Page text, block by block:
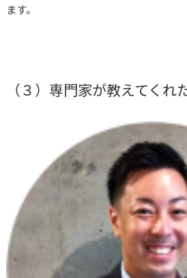
ます。
（３）専門家が教えてくれ